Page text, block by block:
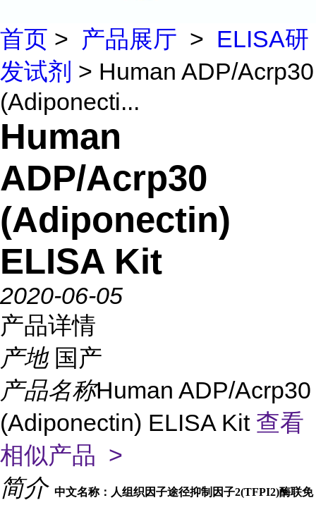
首页 > 产品展厅 > ELISA研
发试剂 > Human ADP/Acrp30
(Adiponecti...
Human
ADP/Acrp30
(Adiponectin)
ELISA Kit
2020-06-05
产品详情
产地 国产
产品名称Human ADP/Acrp30
(Adiponectin) ELISA Kit 查看
相似产品 >
简介 中文名称：人组织因子途径抑制因子2(TFPI2)酶联免